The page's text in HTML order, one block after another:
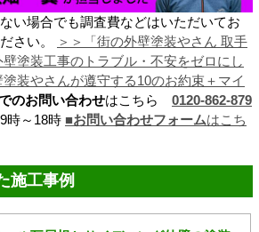
い場合でも調査費などはいただいてお
さい。
＞＞「街の外壁塗装やさん 取手
壁塗装工事のトラブル・不安をゼロにし
塗装やさんが遵守する10のお約束＋マイ
のお問い合わせはこちら 0120-862-879
時～18時 ■お問い合わせフォームはこち
施工事例